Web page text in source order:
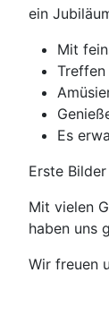
ein
Mit
Treffen
Es
Erste
Mit vielen
haben uns
Wir freuen